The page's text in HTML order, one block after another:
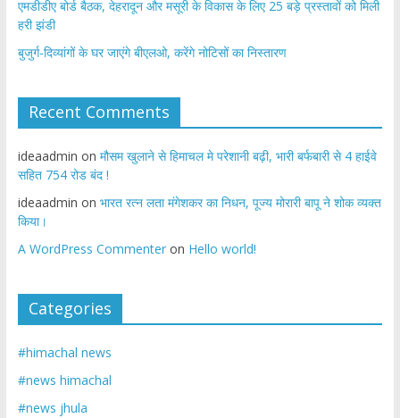
एमडीडीए बोर्ड बैठक, देहरादून और मसूरी के विकास के लिए 25 बड़े प्रस्तावों को मिली
हरी झंडी
बुजुर्ग-दिव्यांगों के घर जाएंगे बीएलओ, करेंगे नोटिसों का निस्तारण
Recent Comments
ideaadmin on मौसम खुलाने से हिमाचल मे परेशानी बढ़ी, भारी बर्फबारी से 4 हाईवे
सहित 754 रोड बंद !
ideaadmin on भारत रत्न लता मंगेशकर का निधन, पूज्य मोरारी बापू ने शोक व्यक्त
किया।
A WordPress Commenteron Hello world!
Categories
#himachal news
#news himachal
#news jhula